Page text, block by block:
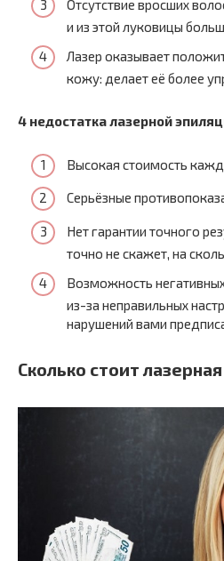
Отсутствие вросших
и из этой луковицы
Лазер оказывает
кожу: делает её более
4 недостатка лазерной
Высокая стоимость
Серьёзные
Нет гарантии точного
точно не скажет, на
Возможность
из-за неправильных
нарушений вами
Сколько стоит